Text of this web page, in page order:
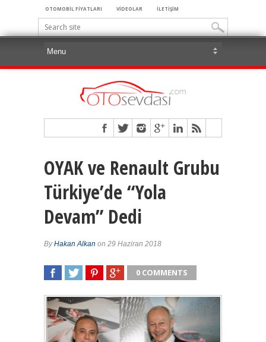
OTOMOBİL FİYATLARI VİDEOLAR İLETİŞİM
OYAK ve Renault Grubu
Türkiye’de “Yola
Devam” Dedi
ByHakan Alkan on 29 Haziran 2018
0 COMMENTS